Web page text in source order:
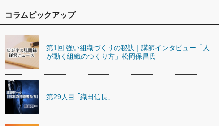
コラムピックアップ
第1回 強い組織づくりの秘訣｜講師インタビュー「人
が動く組織のつくり方」松岡保昌氏
第29人目 ｢織田信長」